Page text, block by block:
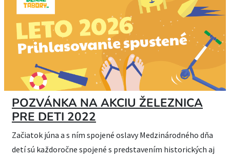
POZVÁNKA NA AKCIU ŽELEZNICA
PRE DETI 2022
Začiatok júna a s ním spojené oslavy Medzinárodného dňa
detí sú každoročne spojené s predstavením historických aj